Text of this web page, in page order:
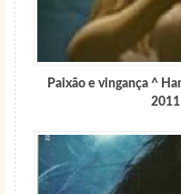
Paixão e vingança ^
2011